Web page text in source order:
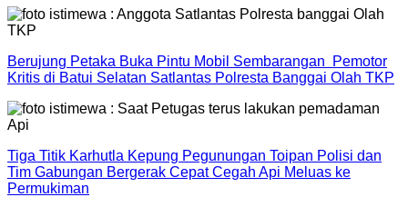
Berujung Petaka Buka Pintu Mobil Sembarangan Pemotor
Kritis di Batui Selatan Satlantas Polresta Banggai Olah TKP
Tiga Titik Karhutla Kepung Pegunungan Toipan Polisi dan
Tim Gabungan Bergerak Cepat Cegah Api Meluas ke
Permukiman